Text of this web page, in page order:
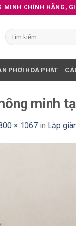
MINH CHÍNH HÃNG,
Tìm
kiếm:
PHƠI HOÀ PHÁT
minh
× 1067 in Lắp